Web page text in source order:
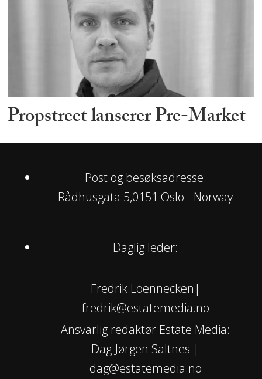
Propstreet lanserer Pre-Market
Post og besøksadresse:
Rådhusgata 5,0151 Oslo - Norway
Daglig leder:
Fredrik Loennecken|
fredrik@estatemedia.no
Ansvarlig redaktør Estate Media:
Dag-Jørgen Saltnes |
dag@estatemedia.no